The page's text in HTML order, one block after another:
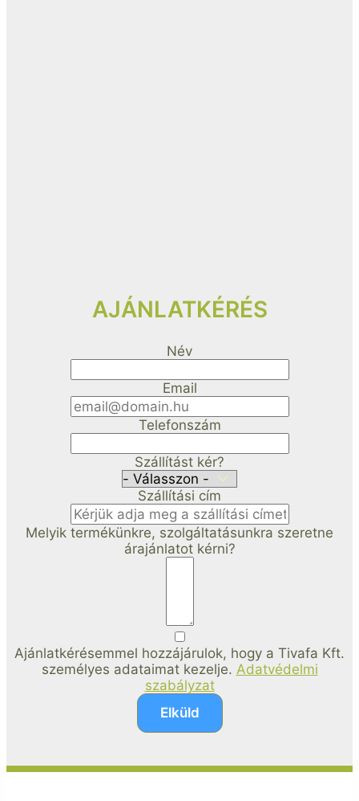
AJÁNLATKÉRÉS
Név
Email
Telefonszám
Szállítást kér?
Szállítási cím
Melyik termékünkre, szolgáltatásunkra szeretne
árajánlatot kérni?
Ajánlatkérésemmel hozzájárulok, hogy a Tivafa Kft.
személyes adataimat kezelje. Adatvédelmi
szabályzat
Elküld